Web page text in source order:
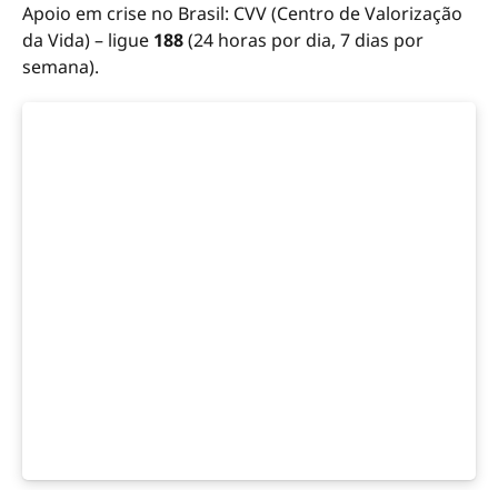
Apoio em crise no Brasil: CVV (Centro de Valorização
da Vida) – ligue 188(24 horas por dia, 7 dias por
semana).